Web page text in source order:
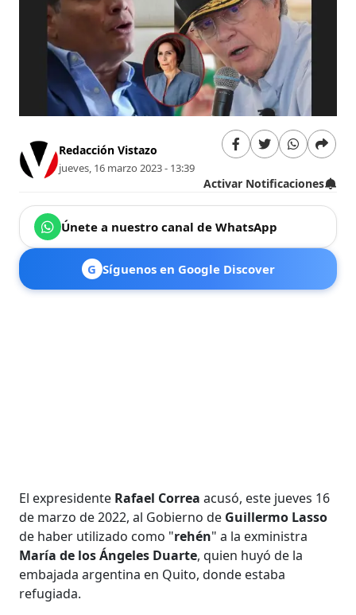
Redacción Vistazo
jueves, 16 marzo 2023 - 13:39
Activar Notificaciones
Únete a nuestro canal de WhatsApp
G Síguenos en Google Discover
El expresidente Rafael Correa acusó, este jueves 16
de marzo de 2022, al Gobierno de Guillermo Lasso
de haber utilizado como "rehén" a la exministra
María de los Ángeles Duarte, quien huyó de la
embajada argentina en Quito, donde estaba
refugiada.